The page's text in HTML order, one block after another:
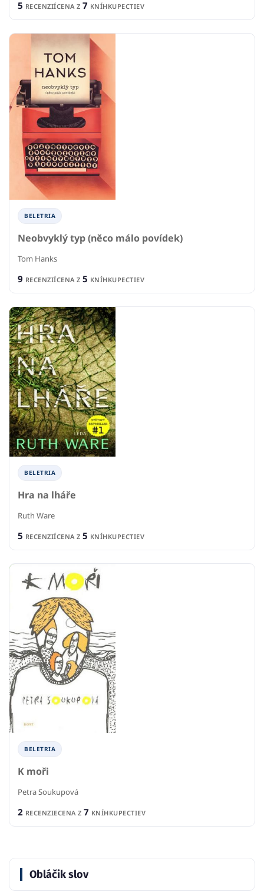
5 RECENZIÍCENA Z 7 KNÍHKUPECTIEV
BELETRIA
Neobvyklý typ (něco málo povídek)
Tom Hanks
9 RECENZIÍCENA Z 5 KNÍHKUPECTIEV
BELETRIA
Hra na lháře
Ruth Ware
5 RECENZIÍCENA Z 5 KNÍHKUPECTIEV
BELETRIA
K moři
Petra Soukupová
2 RECENZIECENA Z 7 KNÍHKUPECTIEV
Obláčik slov